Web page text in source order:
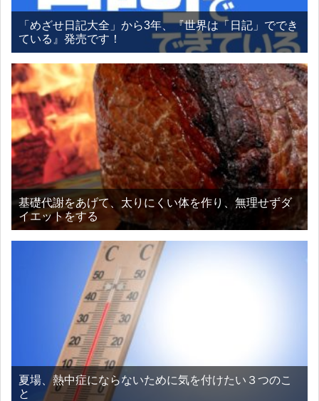
「めざせ日記大全」から3年、『世界は「日記」ででき
ている』発売です！
基礎代謝をあげて、太りにくい体を作り、無理せずダ
イエットをする
夏場、熱中症にならないために気を付けたい３つのこ
と